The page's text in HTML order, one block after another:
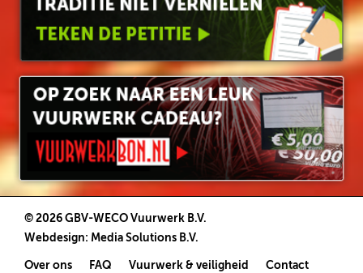
© 2026 GBV-WECO Vuurwerk B.V.
Webdesign: Media Solutions B.V.
Over ons FAQ Vuurwerk & veiligheid Contact